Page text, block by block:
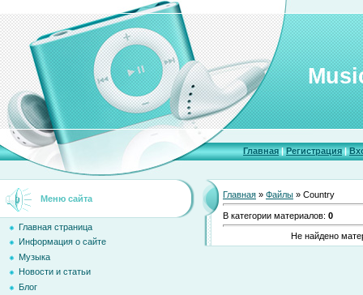
Главная|Регистрация|
Меню сайта
Главная страница
Информация о сайте
Музыка
Новости и статьи
Блог
Главная » Файлы » Country
В категории материалов: 0
Не найдено